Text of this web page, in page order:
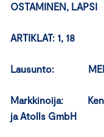
OSTAMINEN, LAPSI
ARTIKLAT: 1, 18
Lausunto: MEN
Markkinoija:
ja Atolls GmbH